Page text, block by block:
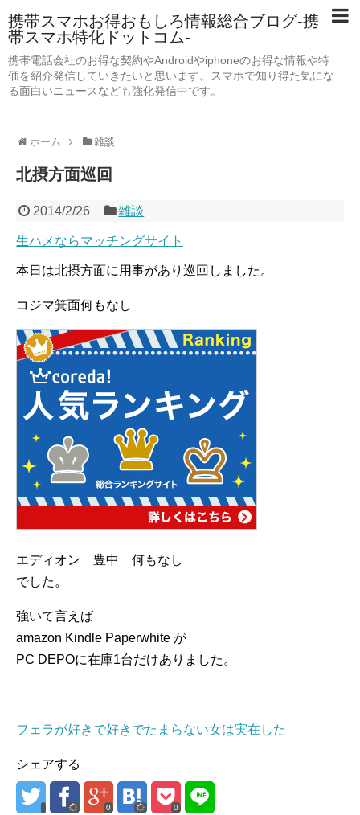
携帯スマホお得おもしろ情報総合ブログ-携
帯スマホ特化ドットコム-
携帯電話会社のお得な契約やAndroidやiphoneのお得な情報や特
価を紹介発信していきたいと思います。スマホで知り得た気にな
る面白いニュースなども強化発信中です。
ホーム 雑談
北摂方面巡回
2014/2/26 雑談
生ハメならマッチングサイト
本日は北摂方面に用事があり巡回しました。
コジマ箕面何もなし
エディオン 豊中 何もなし
でした。
強いて言えば
amazon Kindle Paperwhite が
PC DEPOに在庫1台だけありました。
フェラが好きで好きでたまらない女は実在した
シェアする
0 0